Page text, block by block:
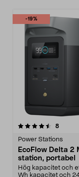
-19%
8
Power Stations
EcoFlow Delta 2
station, portabel
Hög kapacitet och
Wh kapacitet och